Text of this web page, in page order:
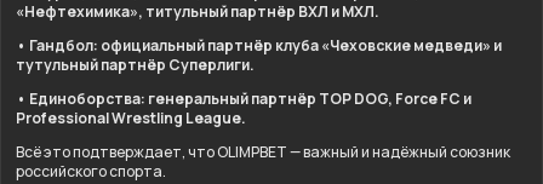
«Нефтехимика», титульный партнёр ВХЛ и МХЛ.
• Гандбол: официальный партнёр клуба «Чеховские медведи» и
тутульный партнёр Суперлиги.
• Единоборства: генеральный партнёр TOP DOG, Force FC и
Professional Wrestling League.
Всё это подтверждает, что OLIMPBET — важный и надёжный союзник
российского спорта.